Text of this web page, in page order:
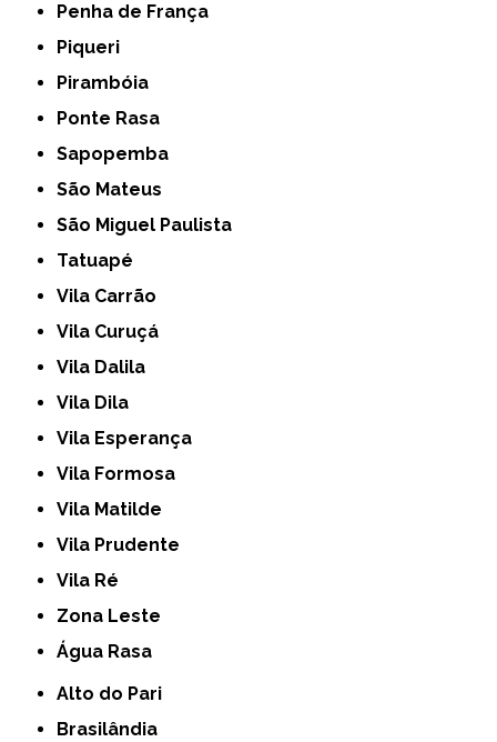
Penha de França
Piqueri
Pirambóia
Ponte Rasa
Sapopemba
São Mateus
São Miguel Paulista
Tatuapé
Vila Carrão
Vila Curuçá
Vila Dalila
Vila Dila
Vila Esperança
Vila Formosa
Vila Matilde
Vila Prudente
Vila Ré
Zona Leste
Água Rasa
Alto do Pari
Brasilândia